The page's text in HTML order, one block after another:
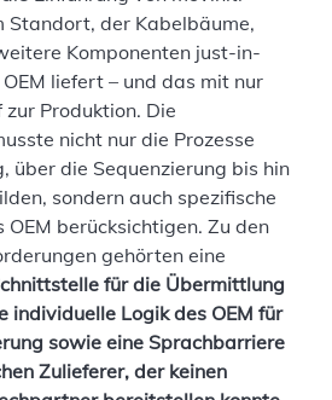
Standort, der Kabelbäume,
Komponenten just-in-
liefert – und das mit nur
Produktion. Die
nicht nur die Prozesse
über die Sequenzierung bis hin
sondern auch spezifische
berücksichtigen. Zu den
gehörten eine
für die Übermittlung
individuelle Logik des OEM für
sowie eine Sprachbarriere
Zulieferer, der keinen